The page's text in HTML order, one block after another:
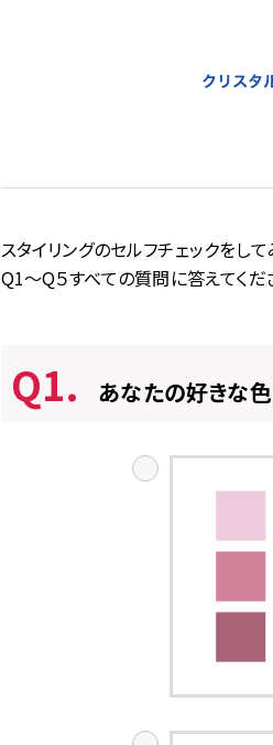
スタイリングのセルフチェックをして
Q1〜Q５すべての質問に答えてくだ
Q1. あなたの好きな